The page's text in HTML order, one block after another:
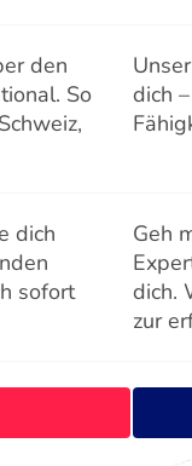
den
So
dich
dich
sofort
Geh
dich.
zur